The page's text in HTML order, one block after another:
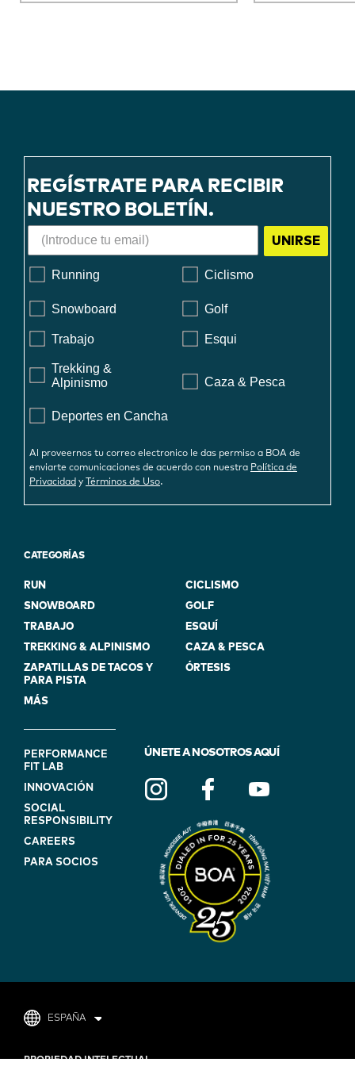
REGÍSTRATE PARA RECIBIR
NUESTRO BOLETÍN.
UNIRSE
Running Ciclismo
Snowboard Golf
Trabajo Esqui
Trekking &
Alpinismo
Caza & Pesca
Deportes en Cancha
Al proveernos tu correo electronico le das permiso a BOA de
enviarte comunicaciones de acuerdo con nuestra Política de
Privacidad y Términos de Uso.
CATEGORÍAS
RUN
CICLISMO
SNOWBOARD
GOLF
TRABAJO
ESQUÍ
TREKKING & ALPINISMO
CAZA & PESCA
ZAPATILLAS DE TACOS Y
PARA PISTA
ÓRTESIS
MÁS
FOOTER
NAVIGATION
(ON
BLUE)
PERFORMANCE
FIT LAB
INNOVACIÓN
SOCIAL
RESPONSIBILITY
CAREERS
PARA SOCIOS
ÚNETE A NOSOTROS AQUÍ
FOOTER
PROPIEDAD INTELECTUAL
ESPAÑA